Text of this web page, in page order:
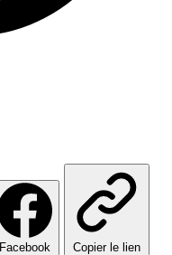
Facebook Copier le lien